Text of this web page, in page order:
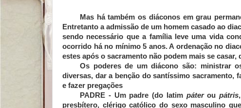
Mas há também os diáconos em grau
Entretanto a admissão de um homem casado ao
sendo necessário que a família leve uma vida
ocorrido há no mínimo 5 anos. A ordenação no
estes após o sacramento não podem mais se
Os poderes de um diácono são: ministrar
diversas, dar a benção do santíssimo sacramento,
e fazer pregações
PADRE - Um padre (do latim páter ou pátris
presbítero, clérigo católico do sexo masculino